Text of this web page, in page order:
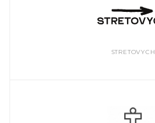
STRETOVYCH